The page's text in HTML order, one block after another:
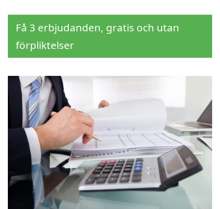
Få 3 erbjudanden, gratis och utan
förpliktelser